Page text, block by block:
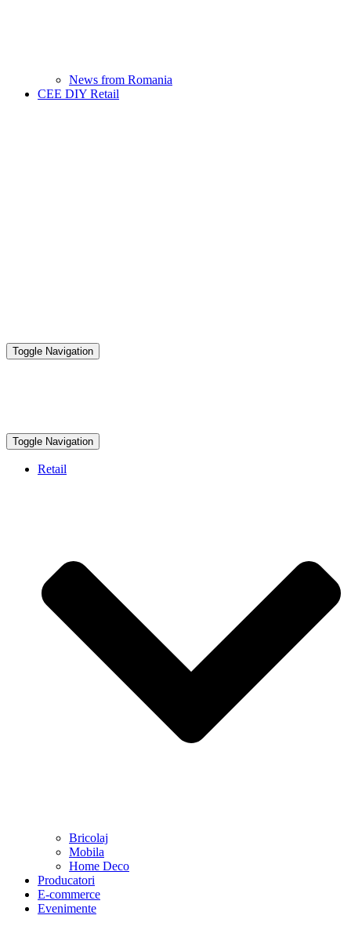
News from Romania
CEE DIY Retail
Toggle Navigation
Toggle Navigation
Retail
Bricolaj
Mobila
Home Deco
Producatori
E-commerce
Evenimente